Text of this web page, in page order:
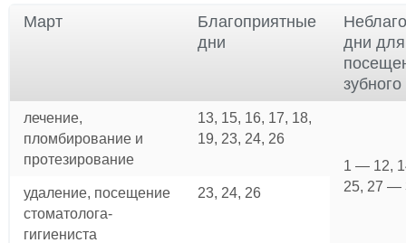
Март
Благоприятные
дни
дни для
лечение,
пломбирование и
протезирование
13, 15, 16, 17, 18,
19, 23, 24, 26
1 — 12,
25, 27 —
удаление, посещение
стоматолога-
гигиениста
23, 24, 26